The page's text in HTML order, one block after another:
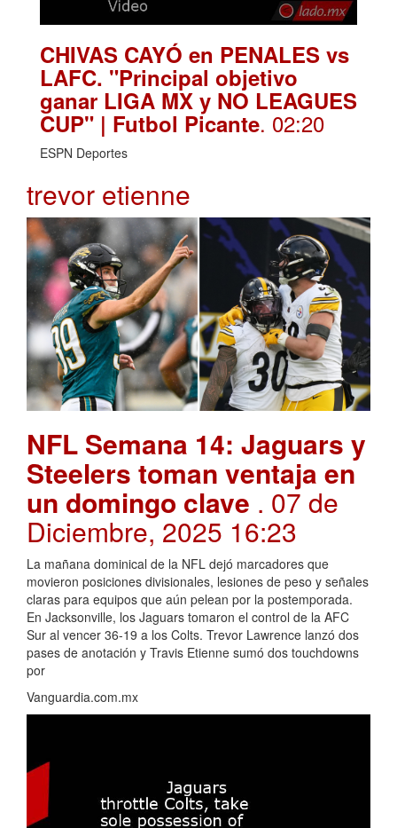
CHIVAS CAYÓ en PENALES vs
LAFC. "Principal objetivo
ganar LIGA MX y NO LEAGUES
CUP" | Futbol Picante. 02:20
ESPN Deportes
trevor etienne
NFL Semana 14: Jaguars y
Steelers toman ventaja en
un domingo clave . 07 de
Diciembre, 2025 16:23
La mañana dominical de la NFL dejó marcadores que
movieron posiciones divisionales, lesiones de peso y señales
claras para equipos que aún pelean por la postemporada.
En Jacksonville, los Jaguars tomaron el control de la AFC
Sur al vencer 36-19 a los Colts. Trevor Lawrence lanzó dos
pases de anotación y Travis Etienne sumó dos touchdowns
por
Vanguardia.com.mx